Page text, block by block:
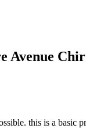
Avenue
this is a basic